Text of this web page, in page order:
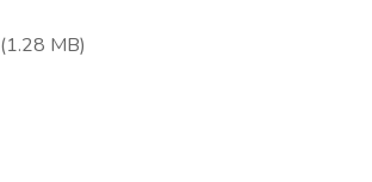
(1.28 MB)